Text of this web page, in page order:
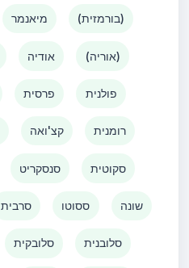
מיאנמר (בורמזית)
אודיה (אוריה)
פרסית פולנית
קצ'ואה רומנית
סנסקריט סקוטית
סרבית ססוטו שונה
סלובקית סלובנית